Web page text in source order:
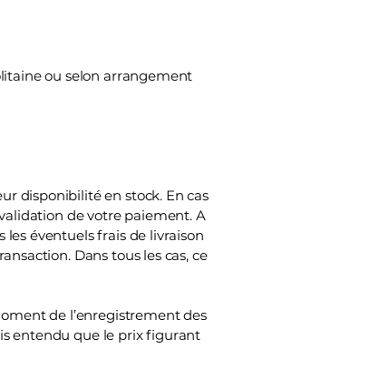
ou selon arrangement
disponibilité en stock. En cas
de votre paiement. A
éventuels frais de livraison
Dans tous les cas, ce
de l’enregistrement des
entendu que le prix figurant